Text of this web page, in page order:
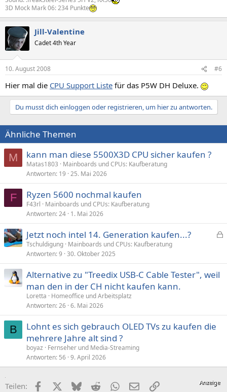
3D Mock Mark 06: 234 Punkte
Jill-Valentine
Cadet 4th Year
10. August 2008 #6
Hier mal die CPU Support Liste für das P5W DH Deluxe.
Du musst dich einloggen oder registrieren, um hier zu antworten.
Ähnliche Themen
M kann man diese 5500X3D CPU sicher kaufen ?
Matas1803
Mainboards und CPUs: Kaufberatung
Antworten 19 25. Mai 2026
F Ryzen 5600 nochmal kaufen
F43rl
Mainboards und CPUs: Kaufberatung
Antworten 24 1. Mai 2026
p
Jetzt noch intel 14. Generation kaufen...?
Tschuldigung Mainboards und CPUs: Kaufberatung
Antworten 9 30. Oktober 2025
Alternative zu "Treedix USB-C Cable Tester", weil
man den in der CH nicht kaufen kann.
Loretta
Homeoffice und Arbeitsplatz
Antworten 26 6. Mai 2026
B
Lohnt es sich gebrauch OLED TVs zu kaufen die
mehrere Jahre alt sind ?
boyaz
Fernseher und Media-Streaming
Antworten 56 9. April 2026
Teilen: FacebookX (Twitter)
BlueskyRedditWhatsApp
E-MailLink